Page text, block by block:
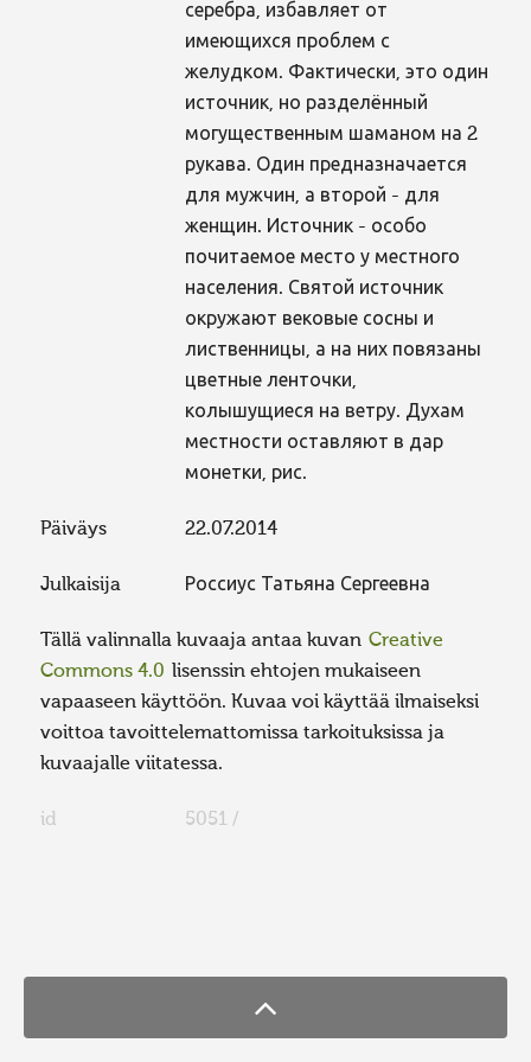
серебра, избавляет от
имеющихся проблем с
желудком. Фактически, это один
источник, но разделённый
могущественным шаманом на 2
рукава. Один предназначается
для мужчин, а второй - для
женщин. Источник - особо
почитаемое место у местного
населения. Святой источник
окружают вековые сосны и
лиственницы, а на них повязаны
цветные ленточки,
колышущиеся на ветру. Духам
местности оставляют в дар
монетки, рис.
Päiväys 22.07.2014
Julkaisija Россиус Татьяна Сергеевна
Tällä valinnalla kuvaaja antaa kuvan Creative
Commons 4.0 lisenssin ehtojen mukaiseen
vapaaseen käyttöön. Kuvaa voi käyttää ilmaiseksi
voittoa tavoittelemattomissa tarkoituksissa ja
kuvaajalle viitatessa.
id 5051 /